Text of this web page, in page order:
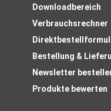
Downloadbereich
Verbrauchsrechner
Bestellung &
Newsletter
Produkte bewerten